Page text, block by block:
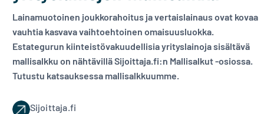
Lainamuotoinen joukkorahoitus ja vertaislainaus ovat kovaa
vauhtia kasvava vaihtoehtoinen omaisuusluokka.
Estategurun kiinteistövakuudellisia yrityslainoja sisältävä
mallisalkku on nähtävillä Sijoittaja.fi:n Mallisalkut -osiossa.
Tutustu katsauksessa mallisalkkuumme.
Sijoittaja.fi